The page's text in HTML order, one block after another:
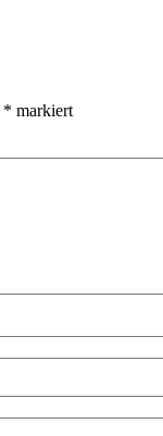
* markiert